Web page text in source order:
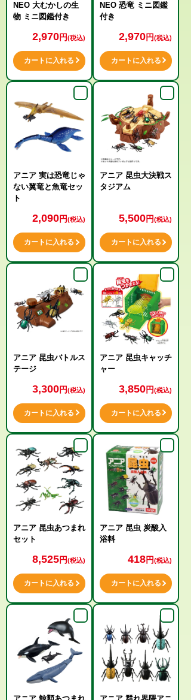
NEO 大むかしの生
物 ミニ図鑑付き
2,970円(税込)
カートに入れる
NEO 恐竜 ミニ図鑑
付き
2,970円(税込)
カートに入れる
アニア 実は恐竜じゃ
ない翼竜と魚竜セッ
ト
2,090円(税込)
カートに入れる
アニア 昆虫大決戦ス
タジアム
5,500円(税込)
カートに入れる
アニア 昆虫バトルス
テージ
3,300円(税込)
カートに入れる
アニア 昆虫キャッチ
ャー
3,850円(税込)
カートに入れる
アニア 昆虫あつまれ
セット
8,525円(税込)
カートに入れる
アニア 昆虫 炭酸入
浴料
418円(税込)
カートに入れる